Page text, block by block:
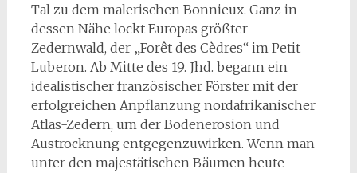
Tal zu dem malerischen Bonnieux. Ganz in
dessen Nähe lockt Europas größter
Zedernwald, der „Forêt des Cèdres“ im Petit
Luberon. Ab Mitte des 19. Jhd. begann ein
idealistischer französischer Förster mit der
erfolgreichen Anpflanzung nordafrikanischer
Atlas-Zedern, um der Bodenerosion und
Austrocknung entgegenzuwirken. Wenn man
unter den majestätischen Bäumen heute